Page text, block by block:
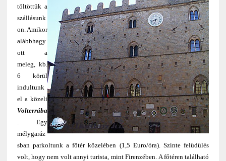
töltöttük a
szállásunk
on. Amikor
alábbhagy
ott a
meleg, kb.
6 körül
indultunk
el a közeli
Volterrába
. Egy
mélygaráz
sban parkoltunk a főtér közelében (1,5 Euro/óra). Szinte felüdülés
volt, hogy nem volt annyi turista, mint Firenzében. A főtéren található